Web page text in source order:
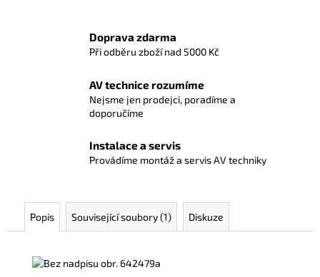
Doprava zdarma
Při odběru zboží nad 5000 Kč
AV technice rozumíme
Nejsme jen prodejci, poradíme a
doporučíme
Instalace a servis
Provádíme montáž a servis AV techniky
Popis Související soubory (1) Diskuze